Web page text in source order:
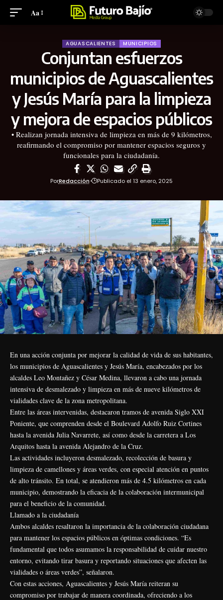
Aa
AGUASCALIENTES MUNICIPIOS
Conjuntan esfuerzos
municipios de Aguascalientes
y Jesús María para la limpieza
y mejora de espacios públicos
• Realizan jornada intensiva de limpieza en más de 9 kilómetros,
reafirmando el compromiso por mantener espacios seguros y
funcionales para la ciudadanía.
PorRedacción Publicado el 13 enero, 2025
En una acción conjunta por mejorar la calidad de vida de sus habitantes,
los municipios de Aguascalientes y Jesús María, encabezados por los
alcaldes Leo Montañez y César Medina, llevaron a cabo una jornada
intensiva de desmalezado y limpieza en más de nueve kilómetros de
vialidades clave de la zona metropolitana.
Entre las áreas intervenidas, destacaron tramos de avenida Siglo XXI
Poniente, que comprenden desde el Boulevard Adolfo Ruiz Cortines
hasta la avenida Julia Navarrete, así como desde la carretera a Los
Arquitos hasta la avenida Alejandro de la Cruz.
Las actividades incluyeron desmalezado, recolección de basura y
limpieza de camellones y áreas verdes, con especial atención en puntos
de alto tránsito. En total, se atendieron más de 4.5 kilómetros en cada
municipio, demostrando la eficacia de la colaboración intermunicipal
para el beneficio de la comunidad.
Llamado a la ciudadanía
Ambos alcaldes resaltaron la importancia de la colaboración ciudadana
para mantener los espacios públicos en óptimas condiciones. “Es
fundamental que todos asumamos la responsabilidad de cuidar nuestro
entorno, evitando tirar basura y reportando situaciones que afecten las
vialidades o áreas verdes”, señalaron.
Con estas acciones, Aguascalientes y Jesús María reiteran su
compromiso por trabajar de manera coordinada, ofreciendo a los